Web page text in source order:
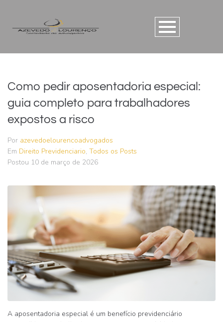
Como pedir aposentadoria especial:
guia completo para trabalhadores
expostos a risco
Por azevedoelourencoadvogados
Em Direito Previdenciario, Todos os Posts
Postou 10 de março de 2026
A aposentadoria especial é um benefício previdenciário